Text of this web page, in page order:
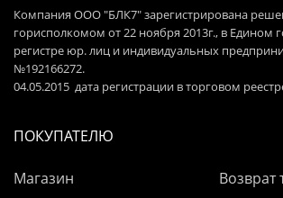
Компания ООО "БЛК7" зарегистрирована
горисполкомом от 22 ноября 2013г., в Едином
регистре юр. лиц и индивидуальных
№192166272.
04.05.2015 дата регистрации в торговом
ПОКУПАТЕЛЮ
Магазин
Возврат